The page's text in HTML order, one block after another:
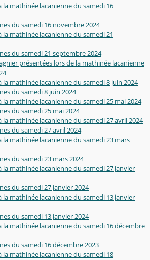
la mathinée lacanienne du samedi 16
du samedi 16 novembre 2024
la mathinée lacanienne du samedi 21
du samedi 21 septembre 2024
présentées lors de la mathinée lacanienne
la mathinée lacanienne du samedi 8 juin 2024
du samedi 8 juin 2024
la mathinée lacanienne du samedi 25 mai 2024
du samedi 25 mai 2024
la mathinée lacanienne du samedi 27 avril 2024
du samedi 27 avril 2024
la mathinée lacanienne du samedi 23 mars
du samedi 23 mars 2024
la mathinée lacanienne du samedi 27 janvier
du samedi 27 janvier 2024
la mathinée lacanienne du samedi 13 janvier
du samedi 13 janvier 2024
la mathinée lacanienne du samedi 16 décembre
du samedi 16 décembre 2023
la mathinée lacanienne du samedi 18